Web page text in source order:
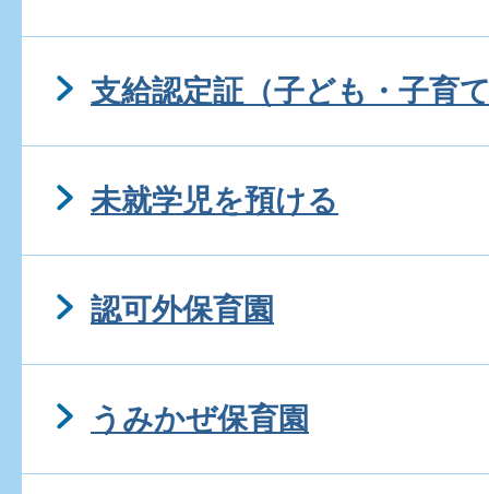
支給認定証（子ども・子育
未就学児を預ける
認可外保育園
うみかぜ保育園